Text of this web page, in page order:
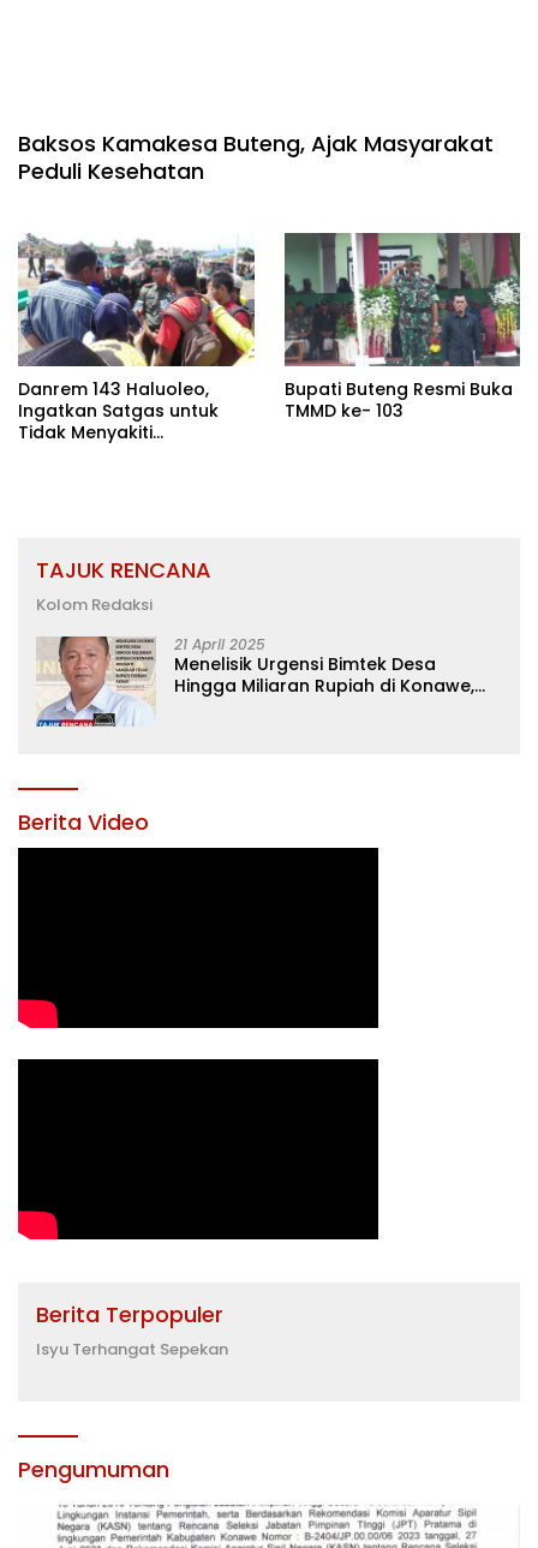
Baksos Kamakesa Buteng, Ajak Masyarakat
Peduli Kesehatan
Danrem 143 Haluoleo,
Ingatkan Satgas untuk
Tidak Menyakiti
Bupati Buteng Resmi Buka
TMMD ke- 103
TAJUK RENCANA
Kolom Redaksi
21 April 2025
Menelisik Urgensi Bimtek Desa
Hingga Miliaran Rupiah di Konawe,
Berita Video
Berita Terpopuler
Isyu Terhangat Sepekan
Pengumuman